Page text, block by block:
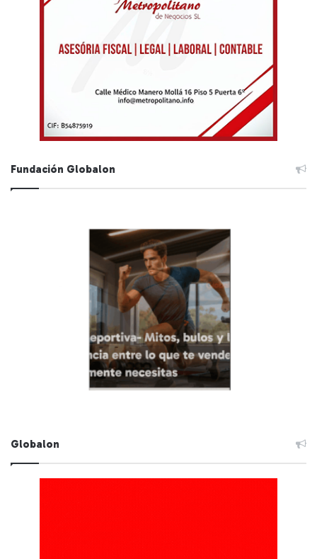
Fundación Globalon
Globalon